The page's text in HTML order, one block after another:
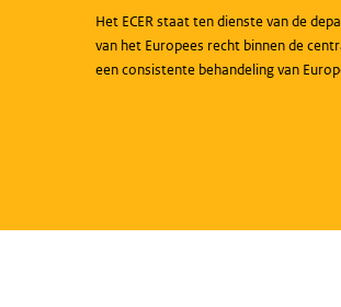
Het ECER staat ten dienste van de
van het Europees recht binnen de
een consistente behandeling van